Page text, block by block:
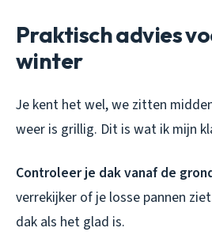
Praktisch advies
winter
Je kent het wel, we zitten
weer is grillig. Dit is wat ik mijn
Controleer je dak vanaf de
verrekijker of je losse pannen
dak als het glad is.